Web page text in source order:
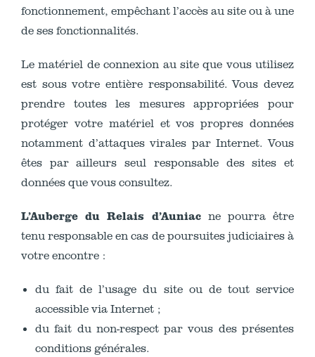
fonctionnement, empêchant l’accès au site ou à une
de ses fonctionnalités.
Le matériel de connexion au site que vous utilisez
est sous votre entière responsabilité. Vous devez
prendre toutes les mesures appropriées pour
protéger votre matériel et vos propres données
notamment d’attaques virales par Internet. Vous
êtes par ailleurs seul responsable des sites et
données que vous consultez.
L’Auberge du Relais d’Auniacne pourra être
tenu responsable en cas de poursuites judiciaires à
votre encontre :
du fait de l’usage du site ou de tout service
accessible via Internet ;
du fait du non-respect par vous des présentes
conditions générales.